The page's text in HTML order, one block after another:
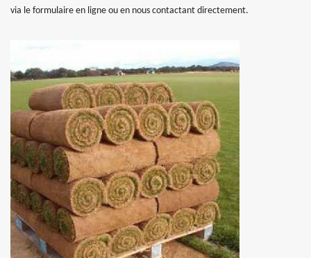
via le formulaire en ligne ou en nous contactant directement.